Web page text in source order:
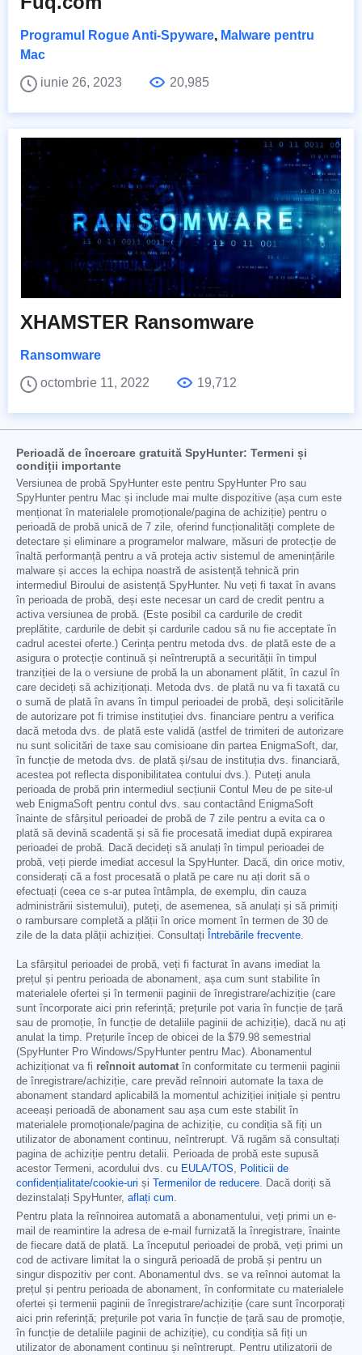
Programul Rogue Anti-Spyware, Malware pentru
Mac
iunie 26, 2023
20,985
XHAMSTER Ransomware
Ransomware
octombrie 11, 2022
19,712
Perioadă de încercare gratuită SpyHunter: Termeni și
condiții importante
Versiunea de probă SpyHunter este pentru SpyHunter Pro sau
SpyHunter pentru Mac și include mai multe dispozitive (așa cum este
menționat în materialele promoționale/pagina de achiziție) pentru o
perioadă de probă unică de 7 zile, oferind funcționalități complete de
detectare și eliminare a programelor malware, măsuri de protecție de
înaltă performanță pentru a vă proteja activ sistemul de amenințările
malware și acces la echipa noastră de asistență tehnică prin
intermediul Biroului de asistență SpyHunter. Nu veți fi taxat în avans
în perioada de probă, deși este necesar un card de credit pentru a
activa versiunea de probă. (Este posibil ca cardurile de credit
preplătite, cardurile de debit și cardurile cadou să nu fie acceptate în
cadrul acestei oferte.) Cerința pentru metoda dvs. de plată este de a
asigura o protecție continuă și neîntreruptă a securității în timpul
tranziției de la o versiune de probă la un abonament plătit, în cazul în
care decideți să achiziționați. Metoda dvs. de plată nu va fi taxată cu
o sumă de plată în avans în timpul perioadei de probă, deși solicitările
de autorizare pot fi trimise instituției dvs. financiare pentru a verifica
dacă metoda dvs. de plată este validă (astfel de trimiteri de autorizare
nu sunt solicitări de taxe sau comisioane din partea EnigmaSoft, dar,
în funcție de metoda dvs. de plată și/sau de instituția dvs. financiară,
acestea pot reflecta disponibilitatea contului dvs.). Puteți anula
perioada de probă prin intermediul secțiunii Contul Meu de pe site-ul
web EnigmaSoft pentru contul dvs. sau contactând EnigmaSoft
înainte de sfârșitul perioadei de probă de 7 zile pentru a evita ca o
plată să devină scadentă și să fie procesată imediat după expirarea
perioadei de probă. Dacă decideți să anulați în timpul perioadei de
probă, veți pierde imediat accesul la SpyHunter. Dacă, din orice motiv,
considerați că a fost procesată o plată pe care nu ați dorit să o
efectuați (ceea ce s-ar putea întâmpla, de exemplu, din cauza
administrării sistemului), puteți, de asemenea, să anulați și să primiți
o rambursare completă a plății în orice moment în termen de 30 de
zile de la data plății achiziției. Consultați
Întrebările frecvente.
La sfârșitul perioadei de probă, veți fi facturat în avans imediat la
prețul și pentru perioada de abonament, așa cum sunt stabilite în
materialele ofertei și în termenii paginii de înregistrare/achiziție (care
sunt încorporate aici prin referință; prețurile pot varia în funcție de țară
sau de promoție, în funcție de detaliile paginii de achiziție), dacă nu ați
anulat la timp. Prețurile încep de obicei de la $79.98 semestrial
(SpyHunter Pro Windows/SpyHunter pentru Mac). Abonamentul
achiziționat va fi reînnoit automat în conformitate cu termenii paginii
de înregistrare/achiziție, care prevăd reînnoiri automate la taxa de
abonament standard aplicabilă la momentul achiziției inițiale și pentru
aceeași perioadă de abonament sau așa cum este stabilit în
materialele promoționale/pagina de achiziție, cu condiția să fiți un
utilizator de abonament continuu, neîntrerupt. Vă rugăm să consultați
pagina de achiziție pentru detalii. Perioada de probă este supusă
acestor Termeni, acordului dvs. cu EULA/TOS, Politicii de
confidențialitate/cookie-uri și Termenilor de reducere. Dacă doriți să
dezinstalați SpyHunter, aflați cum.
Pentru plata la reînnoirea automată a abonamentului, veți primi un e-
mail de reamintire la adresa de e-mail furnizată la înregistrare, înainte
de fiecare dată de plată. La începutul perioadei de probă, veți primi un
cod de activare limitat la o singură perioadă de probă și pentru un
singur dispozitiv per cont. Abonamentul dvs. se va reînnoi automat la
prețul și pentru perioada de abonament, în conformitate cu materialele
ofertei și termenii paginii de înregistrare/achiziție (care sunt încorporați
aici prin referință; prețurile pot varia în funcție de țară sau de promoție,
în funcție de detaliile paginii de achiziție), cu condiția să fiți un
utilizator de abonament continuu și neîntrerupt. Pentru utilizatorii de